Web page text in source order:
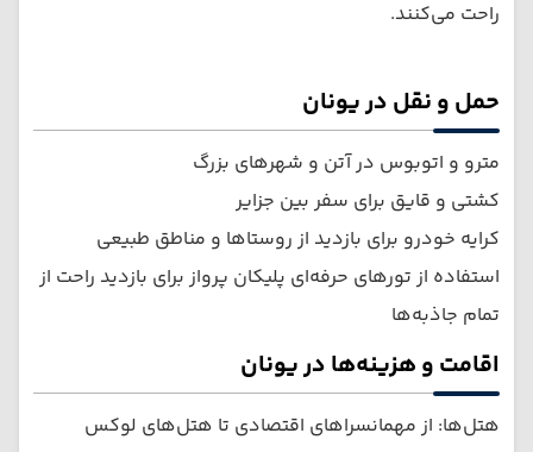
راحت می‌کنند.
حمل و نقل در یونان
مترو و اتوبوس در آتن و شهرهای بزرگ
کشتی و قایق برای سفر بین جزایر
کرایه خودرو برای بازدید از روستاها و مناطق طبیعی
استفاده از تورهای حرفه‌ای پلیکان پرواز برای بازدید راحت از
تمام جاذبه‌ها
اقامت و هزینه‌ها در یونان
هتل‌ها: از مهمانسراهای اقتصادی تا هتل‌های لوکس